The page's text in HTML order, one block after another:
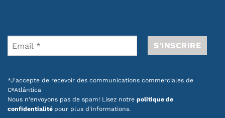
*J'accepte de recevoir des communications commerciales de
CªAtlântica
Nous n'envoyons pas de spam! Lisez notre politique de
confidentialité pour plus d'informations.